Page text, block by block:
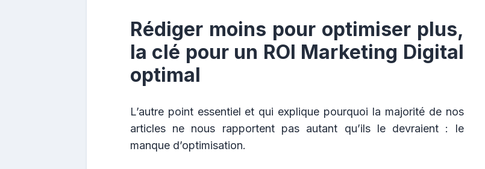
Rédiger moins pour optimiser plus,
la clé pour un ROI Marketing Digital
optimal
L’autre point essentiel et qui explique pourquoi la majorité de nos
articles ne nous rapportent pas autant qu’ils le devraient : le
manque d’optimisation.